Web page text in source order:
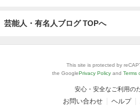
芸能人・有名人ブログ TOPへ
This site is protected by
the GooglePrivacy Policy and Terms
安心・安全なご利用の
お問い合わせ ヘルプ